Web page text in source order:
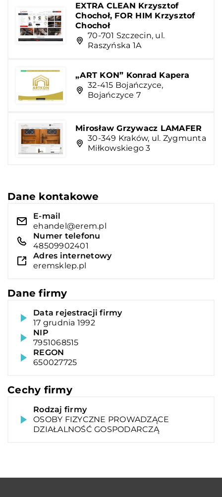
EXTRA CLEAN Krzysztof
Chochoł, FOR HIM Krzysztof
Chochoł
70-701 Szczecin, ul.
Raszyńska 1A
„ART KON” Konrad Kapera
32-415 Bojańczyce,
Bojańczyce 7
Mirosław Grzywacz LAMAFER
30-349 Kraków, ul. Zygmunta
Miłkowskiego 3
Dane kontakowe
E-mail
ehandel@erem.pl
Numer telefonu
48509902401
Adres internetowy
eremsklep.pl
Dane firmy
Data rejestracji firmy
17 grudnia 1992
NIP
7951068515
REGON
650027725
Cechy firmy
Rodzaj firmy
OSOBY FIZYCZNE PROWADZĄCE
DZIAŁALNOŚĆ GOSPODARCZĄ